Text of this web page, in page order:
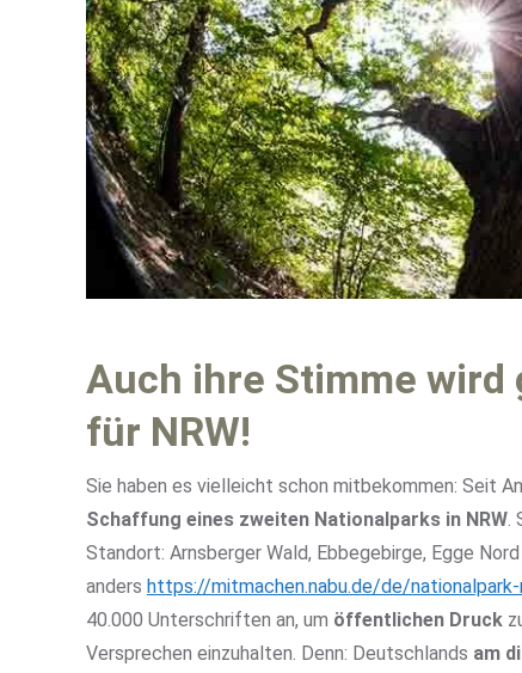
Auch ihre Stimme
für NRW!
Sie haben es vielleicht schon mitbekommen: Seit
Schaffung eines zweiten Nationalparks in NRW
Standort: Arnsberger Wald, Ebbegebirge, Egge
anders https://mitmachen.nabu.de/de/
40.000 Unterschriften an, um öffentlichen Druck
Versprechen einzuhalten. Denn: Deutschlands am